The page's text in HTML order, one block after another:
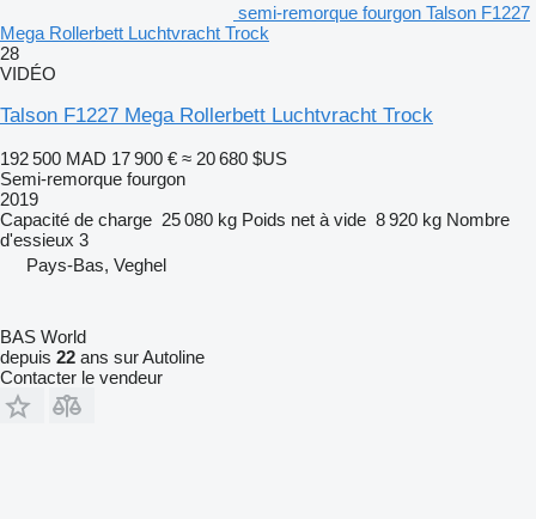
semi-remorque fourgon Talson F1227
Mega Rollerbett Luchtvracht Trock
28
VIDÉO
Talson F1227 Mega Rollerbett Luchtvracht Trock
192 500 MAD 17 900 € ≈ 20 680 $US
Semi-remorque fourgon
2019
Capacité de charge 25 080 kg Poids net à vide 8 920 kg Nombre
d'essieux 3
Pays-Bas, Veghel
BAS World
depuis 22 ans sur Autoline
Contacter le vendeur